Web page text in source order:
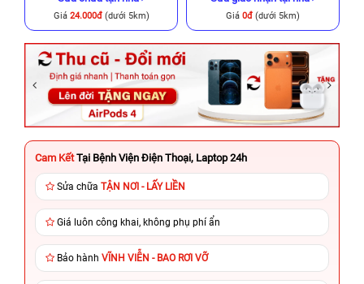
Giá 24.000đ(dưới 5km) Giá 0đ (dưới 5km)
Cam Kết Tại Bệnh Viện Điện Thoại, Laptop 24h
Sửa chữa TẬN NƠI - LẤY LIỀN
Giá luôn công khai, không phụ phí ẩn
Bảo hành VĨNH VIỄN - BAO RƠI VỠ